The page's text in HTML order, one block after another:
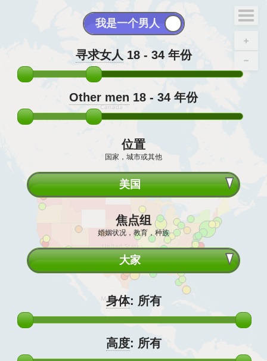
寻求女人 18 - 34年份
Other men 18 - 34 年份
位置
国家，城市或其他
美国
焦点组
婚姻状况，教育，种族
大家
身体: 所有
高度: 所有